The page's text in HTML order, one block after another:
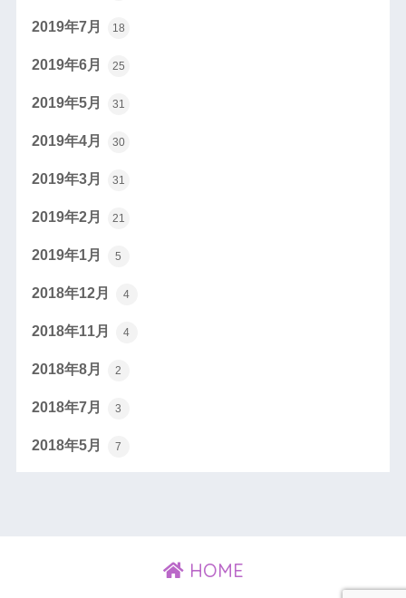
2019年7月 18
2019年6月 25
2019年5月 31
2019年4月 30
2019年3月 31
2019年2月 21
2019年1月 5
2018年12月 4
2018年11月 4
2018年8月 2
2018年7月 3
2018年5月 7
HOME